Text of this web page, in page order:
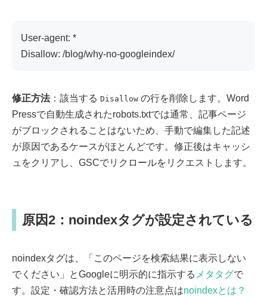
User-agent: *
Disallow: /blog/why-no-googleindex/
修正方法：該当する Disallow の行を削除します。Word
Pressで自動生成されたrobots.txtでは通常、記事ページ
がブロックされることはないため、手動で編集した記述
が原因であるケースがほとんどです。修正後はキャッシ
ュをクリアし、GSCでリクロールをリクエストします。
原因2：noindexタグが設定されている
noindexタグは、「このページを検索結果に表示しない
でください」とGoogleに明示的に指示する メタタグで
す。設定・確認方法と活用時の注意点はnoindexとは？